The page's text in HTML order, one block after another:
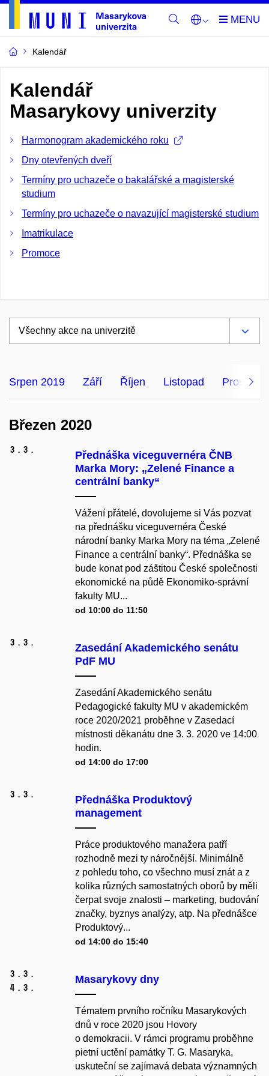
Kalendář
Kalendář
Masarykovy univerzity
Harmonogram akademického roku
Dny otevřených dveří
Termíny pro uchazeče o bakalářské a magisterské
studium
Termíny pro uchazeče o navazující magisterské studium
Imatrikulace
Promoce
Srpen 2019 Září Říjen Listopad Prosinec
Březen 2020
3. 3.
Přednáška viceguvernéra ČNB
Marka Mory: „Zelené Finance a
centrální banky“
Vážení přátelé, dovolujeme si Vás pozvat
na přednášku viceguvernéra České
národní banky Marka Mory na téma „Zelené
Finance a centrální banky“. Přednáška se
bude konat pod záštitou České společnosti
ekonomické na půdě Ekonomiko-správní
fakulty MU...
od 10:00 do 11:50
3. 3.
Zasedání Akademického senátu
PdF MU
Zasedání Akademického senátu
Pedagogické fakulty MU v akademickém
roce 2020/2021 proběhne v Zasedací
místnosti děkanátu dne 3. 3. 2020 ve 14:00
hodin.
od 14:00 do 17:00
3. 3.
Přednáška Produktový
management
Práce produktového manažera patří
rozhodně mezi ty náročnější. Minimálně
z pohledu toho, co všechno musí znát a z
kolika různých samostatných oborů by měli
čerpat svoje znalosti – marketing, budování
značky, byznys analýzy, atp. Na přednášce
Produktový...
od 14:00 do 15:40
3. 3.
4. 3.
Masarykovy dny
Tématem prvního ročníku Masarykových
dnů v roce 2020 jsou Hovory
o demokracii. V rámci programu proběhne
pietní uctění památky T. G. Masaryka,
uskuteční se zajímavá debata významných